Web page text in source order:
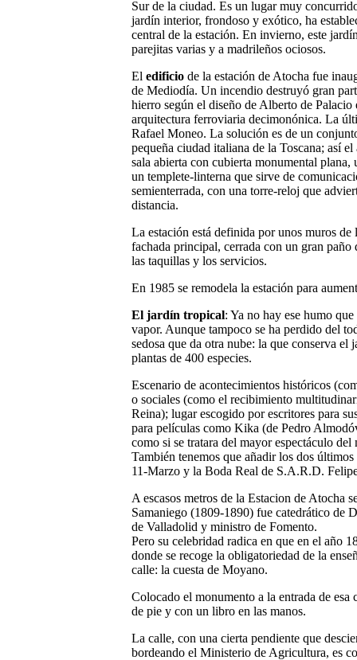
Sur de la ciudad. Es un lugar muy
jardín interior, frondoso y exótico, ha
central de la estación. En invierno, este
parejitas varias y a madrileños ociosos.
El edificio de la estación de Atocha fue
de Mediodía. Un incendio destruyó gran
hierro según el diseño de Alberto de
arquitectura ferroviaria decimonónica. La
Rafael Moneo. La solución es de un
pequeña ciudad italiana de la Toscana; así
sala abierta con cubierta monumental
un templete-linterna que sirve de
semienterrada, con una torre-reloj que
distancia.
La estación está definida por unos muros
fachada principal, cerrada con un gran
las taquillas y los servicios.
En 1985 se remodela la estación para
El jardín tropical: Ya no hay ese humo
vapor. Aunque tampoco se ha perdido del
sedosa que da otra nube: la que conserva
plantas de 400 especies.
Escenario de acontecimientos históricos
o sociales (como el recibimiento
Reina); lugar escogido por escritores para
para películas como Kika (de Pedro
como si se tratara del mayor espectáculo
También tenemos que añadir los dos
11-Marzo y la Boda Real de S.A.R.D.
A escasos metros de la Estacion de Atocha
Samaniego (1809-1890) fue catedrático de
de Valladolid y ministro de Fomento.
Pero su celebridad radica en que en el año
donde se recoge la obligatoriedad de la
calle: la cuesta de Moyano.
Colocado el monumento a la entrada de esa
de pie y con un libro en las manos.
La calle, con una cierta pendiente que
bordeando el Ministerio de Agricultura, es